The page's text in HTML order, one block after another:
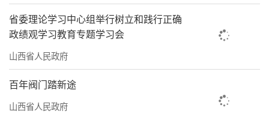
台阶。
与此同时，援疆团队全面推行“师带
徒”培育机制，每位援疆医生结对帮扶当地青
年医护人员，手把手传授诊疗、手术实操技
能。在红旗农场片区，26名援疆医生累计义诊
73场次，服务群众3600余人次，培育本地医疗
省委理论学习中心组举行树立和践行正确
政绩观学习教育专题学习会
山西省人民政府
百年阀门踏新途
山西省人民政府